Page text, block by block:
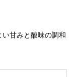
甘みと酸味の調和